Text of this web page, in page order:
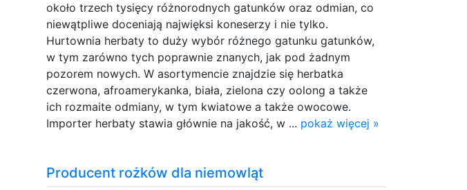
około trzech tysięcy różnorodnych gatunków oraz odmian, co
niewątpliwe doceniają najwięksi koneserzy i nie tylko.
Hurtownia herbaty to duży wybór różnego gatunku gatunków,
w tym zarówno tych poprawnie znanych, jak pod żadnym
pozorem nowych. W asortymencie znajdzie się herbatka
czerwona, afroamerykanka, biała, zielona czy oolong a także
ich rozmaite odmiany, w tym kwiatowe a także owocowe.
Importer herbaty stawia głównie na jakość, w ... pokaż więcej »
Producent rożków dla niemowląt